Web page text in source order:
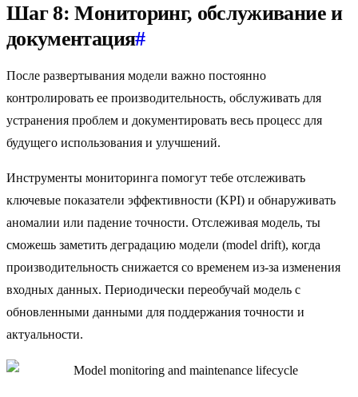
Шаг 8: Мониторинг, обслуживание и
документация#
После развертывания модели важно постоянно
контролировать ее производительность, обслуживать для
устранения проблем и документировать весь процесс для
будущего использования и улучшений.
Инструменты мониторинга помогут тебе отслеживать
ключевые показатели эффективности (KPI) и обнаруживать
аномалии или падение точности. Отслеживая модель, ты
сможешь заметить деградацию модели (model drift), когда
производительность снижается со временем из-за изменения
входных данных. Периодически переобучай модель с
обновленными данными для поддержания точности и
актуальности.